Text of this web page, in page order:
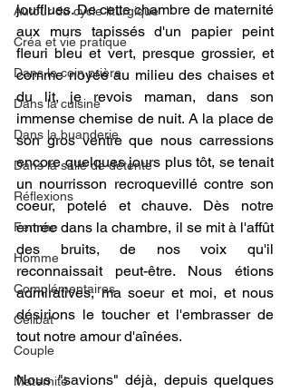
Autour du cycle liturgique
Créa et vie pratique
Dans le coin prière
Dans la cuisine
Dans la buanderie
Dans la salle de détente
Réflexions
Femme
Homme
Complémentaires
Célibat
Couple
Maternité
joufflues. De cette chambre de maternité
aux murs tapissés d'un papier peint
fleuri bleu et vert, presque grossier, et
comme noyée au milieu des chaises et
du lit, je revois maman, dans son
immense chemise de nuit. A la place de
son gros ventre que nous carressions
encore quelques jours plus tôt, se tenait
un nourrisson recroquevillé contre son
coeur, potelé et chauve. Dès notre
entrée dans la chambre, il se mit à l'affût
des bruits, de nos voix qu'il
reconnaissait peut-être. Nous étions
admiratives, ma soeur et moi, et nous
désirions le toucher et l'embrasser de
tout notre amour d'aînées.
Nous "savions" déjà, depuis quelques